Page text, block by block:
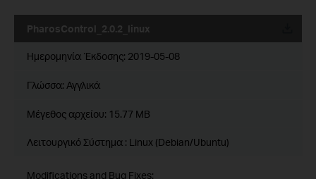
PharosControl_2.0.2_linux
Ημερομηνία Έκδοσης: 2019-05-08
Γλώσσα: Αγγλικά
Μέγεθος αρχείου: 15.77 MB
Λειτουργικό Σύστημα : Linux (Debian/Ubuntu)
Modifications and Bug Fixes: